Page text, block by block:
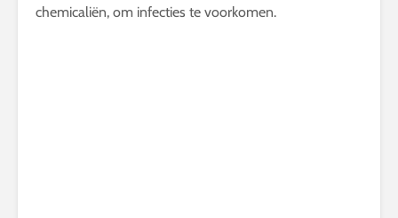
chemicaliën, om infecties te voorkomen.